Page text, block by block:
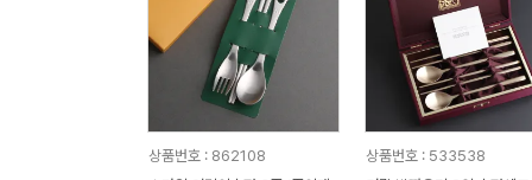
상품번호 : 862108
상품번호 : 533538